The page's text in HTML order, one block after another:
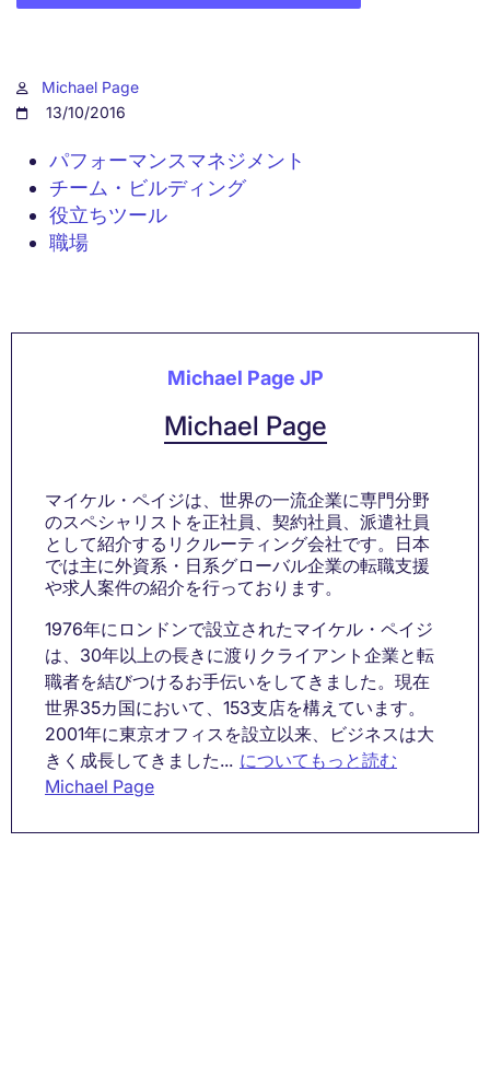
Michael Page
13/10/2016
パフォーマンスマネジメント
チーム・ビルディング
役立ちツール
職場
Michael Page JP
Michael Page
マイケル・ペイジは、世界の一流企業に専門分野
のスペシャリストを正社員、契約社員、派遣社員
として紹介するリクルーティング会社です。日本
では主に外資系・日系グローバル企業の転職支援
や求人案件の紹介を行っております。
1976年にロンドンで設立されたマイケル・ペイジ
は、30年以上の長きに渡りクライアント企業と転
職者を結びつけるお手伝いをしてきました。現在
世界35カ国において、153支店を構えています。
2001年に東京オフィスを設立以来、ビジネスは大
きく成長してきました... についてもっと読む
Michael Page